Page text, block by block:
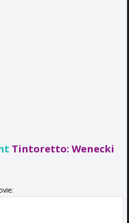
Tintoretto: Wenecki